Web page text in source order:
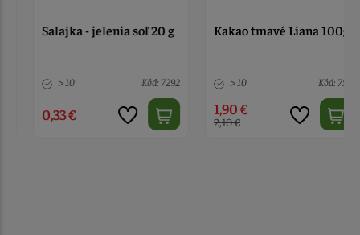
Salajka - jelenia soľ 20 g
> 10 Kód: 7292
0,33 €
Kakao tmavé Liana 100g
> 10 Kód: 752
1,90 €
2,10 €